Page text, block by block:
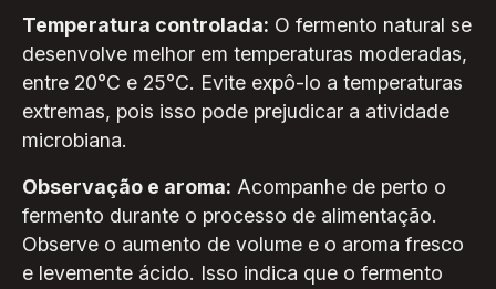
Temperatura controlada: O fermento natural se
desenvolve melhor em temperaturas moderadas,
entre 20°C e 25°C. Evite expô-lo a temperaturas
extremas, pois isso pode prejudicar a atividade
microbiana.
Observação e aroma: Acompanhe de perto o
fermento durante o processo de alimentação.
Observe o aumento de volume e o aroma fresco
e levemente ácido. Isso indica que o fermento